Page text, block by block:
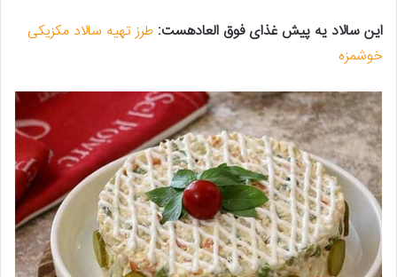
این سالاد یه پیش غذای فوق العاده‎ست:
طرز تهیه سالاد مکزیکی
خوشمزه